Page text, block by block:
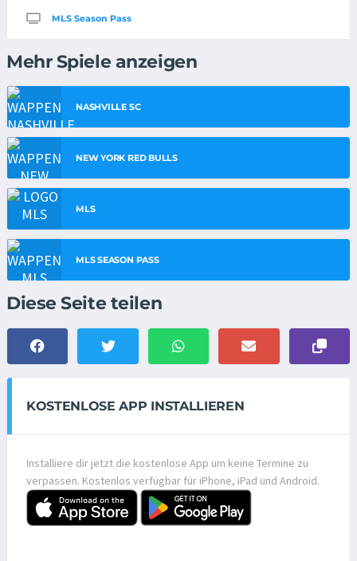
MLS Season Pass
Mehr Spiele anzeigen
NASHVILLE SC
NEW YORK RED BULLS
MLS
MLS SEASON PASS
Diese Seite teilen
KOSTENLOSE APP INSTALLIEREN
Installiere dir jetzt die kostenlose App um keine Termine zu
verpassen. Kostenlos verfügbar für iPhone, iPad und Android.